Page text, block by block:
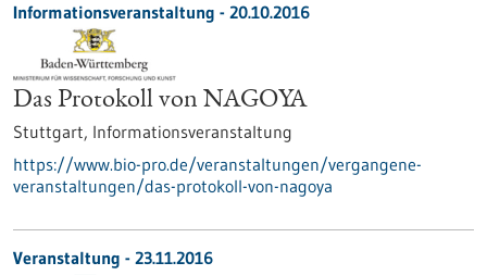
Informationsveranstaltung - 20.10.2016
Das Protokoll von NAGOYA
Stuttgart, Informationsveranstaltung
https://www.bio-pro.de/veranstaltungen/vergangene-
veranstaltungen/das-protokoll-von-nagoya
Veranstaltung - 23.11.2016